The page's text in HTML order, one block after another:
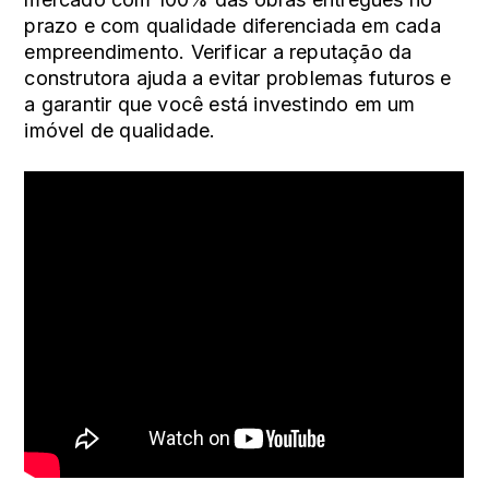
prazo e com qualidade diferenciada em cada
empreendimento. Verificar a reputação da
construtora ajuda a evitar problemas futuros e
a garantir que você está investindo em um
imóvel de qualidade.